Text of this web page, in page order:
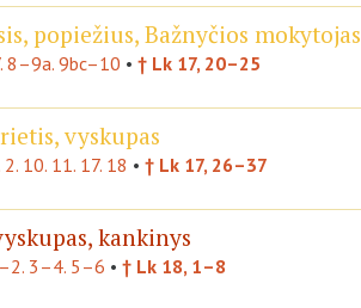
popiežius, Bažnyčios mokytojas
8–9a. 9bc–10 • † Lk 17, 20–25
vyskupas
10. 11. 17. 18 • † Lk 17, 26–37
kankinys
3–4. 5–6 • † Lk 18, 1–8